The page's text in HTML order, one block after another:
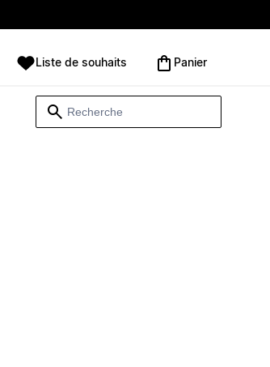
Liste de souhaits Panier